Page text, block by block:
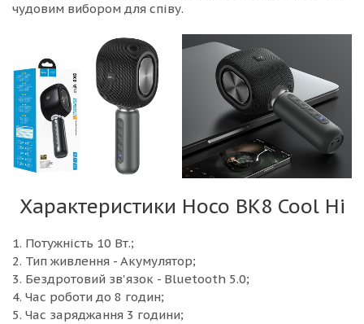
чудовим вибором для співу.
Характеристики Hoco BK8 Cool Hi
1. Потужність 10 Вт.;
2. Тип живлення - Акумулятор;
3. Бездротовий зв'язок - Bluetooth 5.0;
4. Час роботи до 8 годин;
5. Час заряджання 3 години;